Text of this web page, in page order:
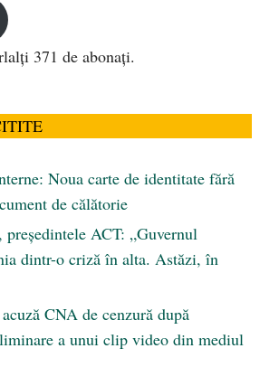
371 de abonați.
Noua carte de identitate fără
de călătorie
ACT: „Guvernul
dintr-o criză în alta. Astăzi, în
CNA de cenzură după
a unui clip video din mediul